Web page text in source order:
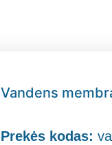
Vandens
Prekės kodas: